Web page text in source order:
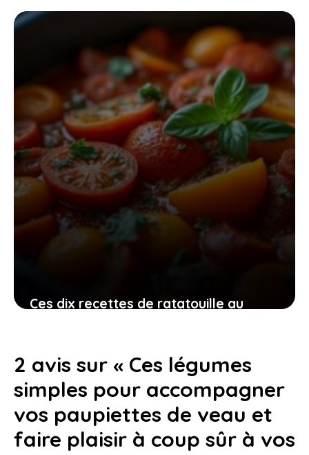
rapides pour une soupe italienne
authentique pleine de goût
Ces dix recettes de ratatouille au
19 juin 2026
2 avis sur « Ces légumes
simples pour accompagner
vos paupiettes de veau et
faire plaisir à coup sûr à vos